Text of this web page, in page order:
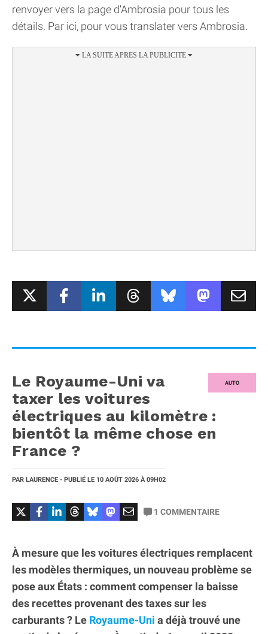
renvoyer vers la page d'Ambrosia pour tous les
détails. Par ici, pour vous translater vers Ambrosia.
AUTO
Le Royaume-Uni va
taxer les voitures
électriques au kilomètre :
bientôt la même chose en
France ?
PAR LAURENCE - PUBLIÉ LE 10 AOÛT 2026 À 09H02
1 COMMENTAIRE
À mesure que les voitures électriques remplacent
les modèles thermiques, un nouveau problème se
pose aux États : comment compenser la baisse
des recettes provenant des taxes sur les
carburants ? Le Royaume-Uni a déjà trouvé une